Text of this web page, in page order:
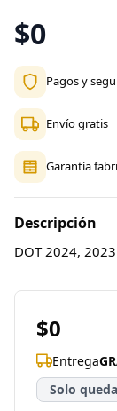
$0
Pagos y
Envío gratis
Garantía
Descripción
DOT 2024, 2023
$0
Entrega
Solo